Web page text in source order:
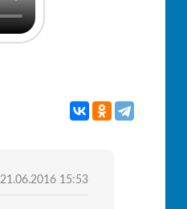
21.06.2016 15:53